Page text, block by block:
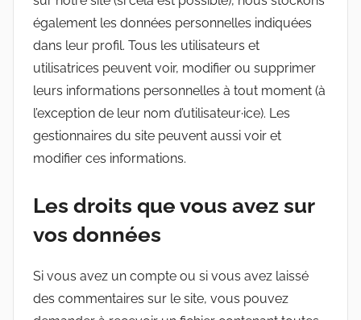
également les données personnelles indiquées
dans leur profil. Tous les utilisateurs et
utilisatrices peuvent voir, modifier ou supprimer
leurs informations personnelles à tout moment (à
l’exception de leur nom d’utilisateur·ice). Les
gestionnaires du site peuvent aussi voir et
modifier ces informations.
Les droits que vous avez sur
vos données
Si vous avez un compte ou si vous avez laissé
des commentaires sur le site, vous pouvez